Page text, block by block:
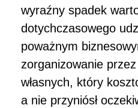
wyraźny spadek
dotychczasowego
poważnym
zorganizowanie
własnych, który
a nie przyniósł